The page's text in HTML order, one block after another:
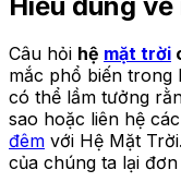
Câu hỏi hệ mặt trời
mắc phổ biến trong
có thể lầm tưởng
sao hoặc liên hệ
đêm với Hệ Mặt
của chúng ta lại